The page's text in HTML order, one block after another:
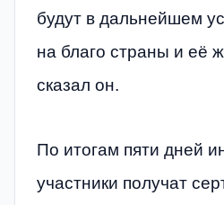
будут в дальнейшем
на благо страны и её
сказал он.
По итогам пяти дней
участники получат